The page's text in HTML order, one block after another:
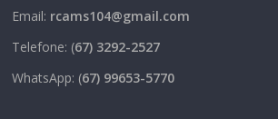
Email: rcams104@gmail.com
Telefone: (67) 3292-2527
WhatsApp: (67) 99653-5770